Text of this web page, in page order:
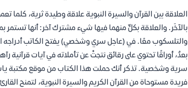
العلاقة بين القرآن والسيرة النبوية علاقة وطيدة ثرية، كلما
بالآخَر. والعلاقة بكلٍّ منهما فيها شيء مشترك آخر: أنها تستمر
والتلسكوب معًا. في (عاجل سري وشخصي) يفتح الكاتب أدراجه
بعدُ، أوراقًا تحتوي على رقائق نتجتْ عن تأملاته في آيات قرآنية
سرية وشخصية. تذكر أنك حملت هذا الكتاب من موقع مكتبة
فريدة مستوحاة من القرآن الكريم والسيرة النبوية، لتمنح القارئ